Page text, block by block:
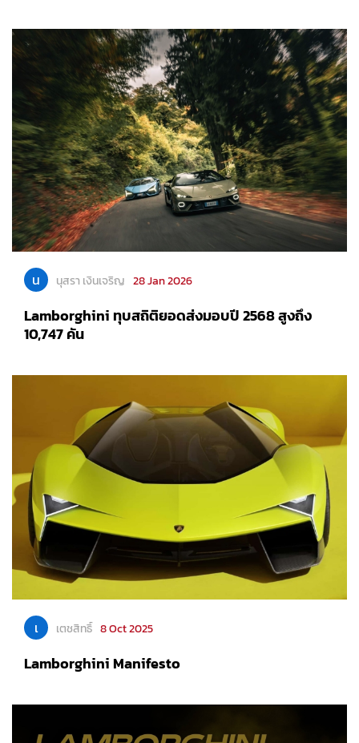
น นุสรา เงินเจริญ 28 Jan 2026
Lamborghini ทุบสถิติยอดส่งมอบปี 2568 สูงถึง
10,747 คัน
เ เตชสิทธิ์ 8 Oct 2025
Lamborghini Manifesto